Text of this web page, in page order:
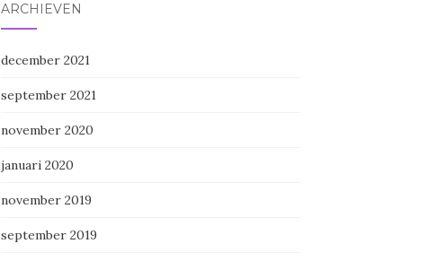
ARCHIEVEN
december 2021
september 2021
november 2020
januari 2020
november 2019
september 2019